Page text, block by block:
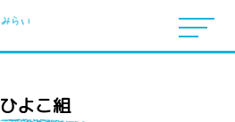
ひよこ組